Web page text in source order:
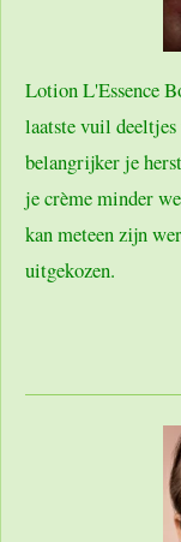
Lotion L'Essence
laatste vuil
belangrijker je
je crème minder
kan meteen zijn
uitgekozen.